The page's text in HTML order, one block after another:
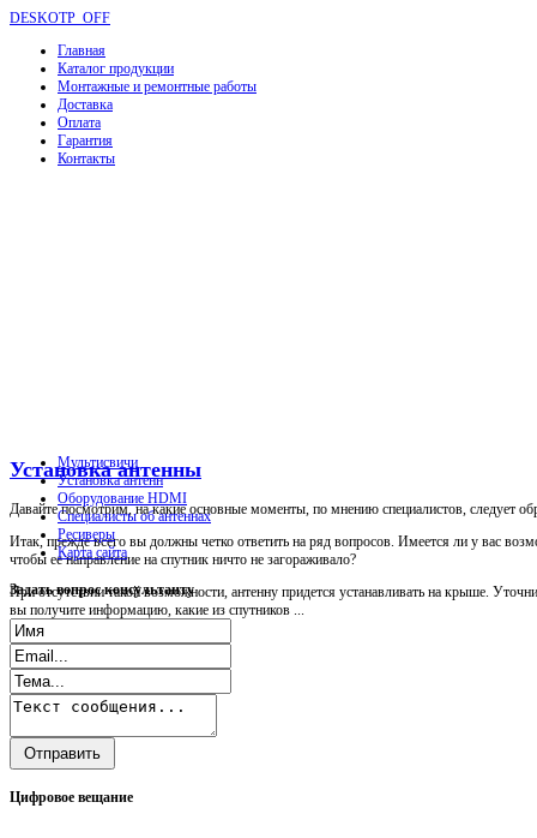
DESKOTP_OFF
Главная
Каталог продукции
Монтажные и ремонтные работы
Доставка
Оплата
Гарантия
Контакты
Установка антенны
Давайте посмотрим, на какие основные моменты, по мнению специалистов, следует
Итак, прежде всего вы должны четко ответить на ряд вопросов. Имеется ли у вас
чтобы ее направление на спутник ничто не загораживало?
При отсутствии такой возможности, антенну придется устанавливать на крыше.
вы получите информацию, какие из спутников ...
Мультисвичи
Установка антенн
Оборудование HDMI
Специалисты об антеннах
Ресиверы
Карта сайта
Задатьвопрос консультанту
Цифровое вещание